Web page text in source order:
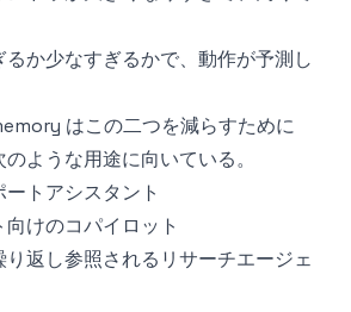
か少なすぎるかで、動作が予測し
はこの二つを減らすために
ような用途に向いている。
トアシスタント
けのコパイロット
返し参照されるリサーチエージェ